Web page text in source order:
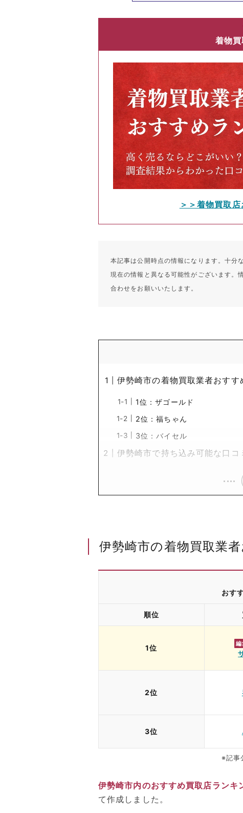
着物
＞＞着物買取
本記事は公開時点の情報になります。十分
現在の情報と異なる可能性がございます。
合わせをお願いいたします。
伊勢崎市の着物買取業者おすす
1位：ザゴールド
2位：福ちゃん
3位：バイセル
伊勢崎市で持ち込み可能な口
伊勢崎市の着物買取業
おす
順位
1位
編
2位
3位
※記事
伊勢崎市内のおすすめ買取店ランキ
て作成しました。